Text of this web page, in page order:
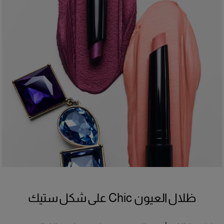
*اختبار مستخدمين على 31 شخصاً
تركيبة مقاومة للماء، مختبرة من قبل أطباء العيون، توفّر تغطية قابلة للبناء.
مناسبة للعيون الحساسة ولمستخدمي العدسات اللاصقة.
ظلال العيون Chic على شكل ستيك